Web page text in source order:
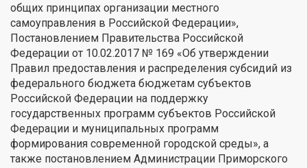
общих принципах организации местного
самоуправления в Российской Федерации»,
Постановлением Правительства Российской
Федерации от 10.02.2017 № 169 «Об утверждении
Правил предоставления и распределения субсидий из
федерального бюджета бюджетам субъектов
Российской Федерации на поддержку
государственных программ субъектов Российской
Федерации и муниципальных программ
формирования современной городской среды», а
также постановлением Администрации Приморского